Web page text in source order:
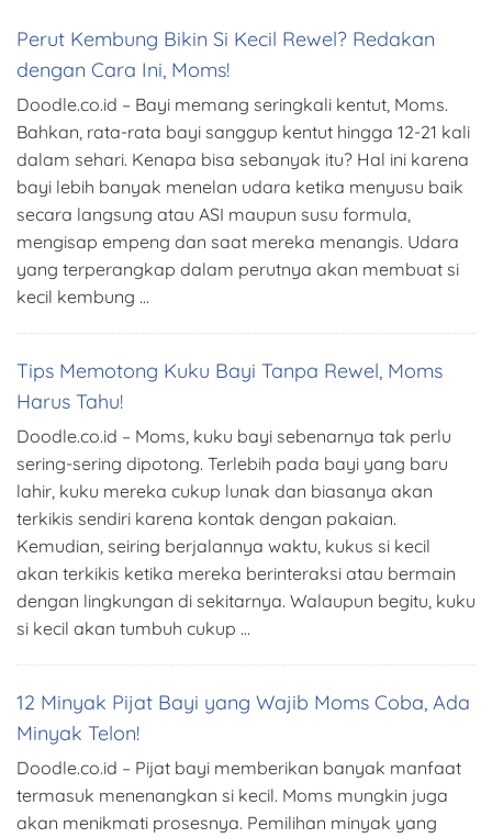
Perut Kembung Bikin Si Kecil Rewel? Redakan
dengan Cara Ini, Moms!
Doodle.co.id – Bayi memang seringkali kentut, Moms.
Bahkan, rata-rata bayi sanggup kentut hingga 12-21 kali
dalam sehari. Kenapa bisa sebanyak itu? Hal ini karena
bayi lebih banyak menelan udara ketika menyusu baik
secara langsung atau ASI maupun susu formula,
mengisap empeng dan saat mereka menangis. Udara
yang terperangkap dalam perutnya akan membuat si
kecil kembung …
Tips Memotong Kuku Bayi Tanpa Rewel, Moms
Harus Tahu!
Doodle.co.id – Moms, kuku bayi sebenarnya tak perlu
sering-sering dipotong. Terlebih pada bayi yang baru
lahir, kuku mereka cukup lunak dan biasanya akan
terkikis sendiri karena kontak dengan pakaian.
Kemudian, seiring berjalannya waktu, kukus si kecil
akan terkikis ketika mereka berinteraksi atau bermain
dengan lingkungan di sekitarnya. Walaupun begitu, kuku
si kecil akan tumbuh cukup …
12 Minyak Pijat Bayi yang Wajib Moms Coba, Ada
Minyak Telon!
Doodle.co.id – Pijat bayi memberikan banyak manfaat
termasuk menenangkan si kecil. Moms mungkin juga
akan menikmati prosesnya. Pemilihan minyak yang